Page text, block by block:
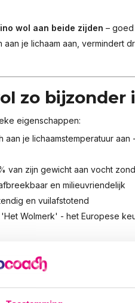
wol aan beide zijden –
je lichaam aan, vermindert
zo bijzonder
eigenschappen:
aan je lichaamstemperatuur
van zijn gewicht aan vocht
en milieuvriendelijk
en vuilafstotend
Wolmerk' - het Europese
je hoeslaken. De